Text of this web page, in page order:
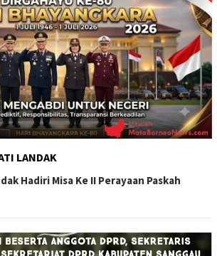
LANDAK
Hadiri Misa Ke II Perayaan Paskah